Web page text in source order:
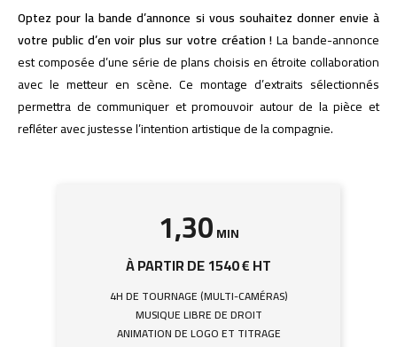
Optez pour la bande d’annonce si vous souhaitez donner envie à
votre public d’en voir plus sur votre création ! La bande-annonce
est composée d’une série de plans choisis en étroite collaboration
avec le metteur en scène. Ce montage d’extraits sélectionnés
permettra de communiquer et promouvoir autour de la pièce et
refléter avec justesse l’intention artistique de la compagnie.
1,30MIN
À PARTIR DE 1540 € HT
4H DE TOURNAGE (MULTI-CAMÉRAS)
MUSIQUE LIBRE DE DROIT
ANIMATION DE LOGO ET TITRAGE